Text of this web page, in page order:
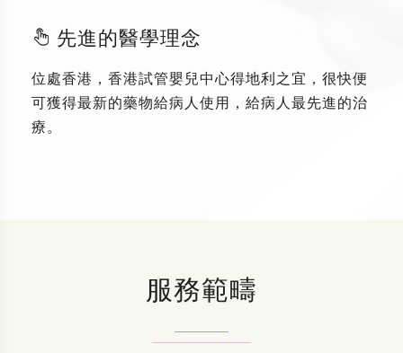
先進的醫學理念
位處香港，香港試管嬰兒中心得地利之宜，很快便
可獲得最新的藥物給病人使用，給病人最先進的治
療。
服務範疇